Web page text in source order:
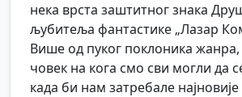
нека врста заштитног знака
љубитеља фантастике „Лазар
Више од пуког поклоника
човек на кога смо сви могли да
када би нам затребале